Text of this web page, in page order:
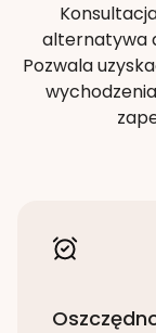
alternatywa
Pozwala